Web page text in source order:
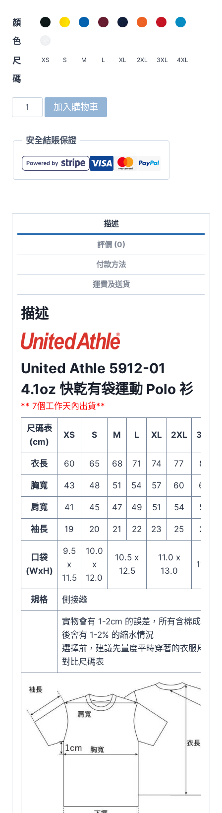
到
顏
色
尺
碼
XS S M L XL 2XL 3XL 4XL
5912
4.1oz
乾
數
加入購物車
安全結賬保證
描述
評價 (0)
付款方法
運費及送貨
描述
United Athle 5912-01
4.1oz 快乾有袋運動 Polo 衫
** 7個工作天內出貨**
尺碼表
(cm)
XS S M L XL 2XL 3XL
衣長 60 65 68 71 74 77 80
胸寬 43 48 51 54 57 60 64
肩寬 41 45 47 49 51 54 57
袖長 19 20 21 22 23 25 26
口袋
(WxH)
9.5
x
11.5
10.0
x
12.0
10.5 x
12.5
11.0 x
13.0
11.5 x
規格 側接縫
實物會有 1-2cm 的誤差，所有含棉成衣在
後會有 1-2% 的縮水情況
選擇前，建議先量度平時穿著的衣服尺寸
對比尺碼表